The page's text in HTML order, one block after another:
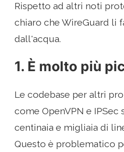
Rispetto ad altri noti
chiaro che WireGuard li
dall'acqua.
1. È molto più
Le codebase per altri
come OpenVPN e IPSec
centinaia e migliaia di
Questo è problematico